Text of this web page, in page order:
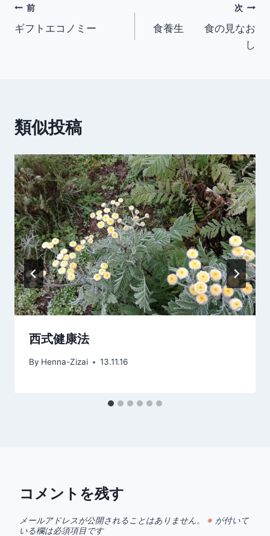
投
稿
ー
シ
ョ
ン
前
ギフトエコノミー
次
食養生 食の見なお
し
類似投稿
西式健康法
By Henna-Zizai 13.11.16
コメントを残す
メールアドレスが公開されることはありません。 ※ が付いて
いる欄は必須項目です